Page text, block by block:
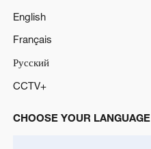
English
Français
Русский
CCTV+
CHOOSE YOUR LANGUAGE